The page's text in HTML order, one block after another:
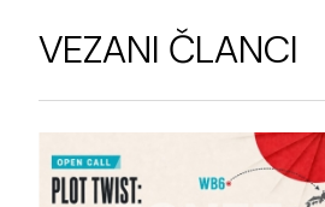
VEZANI ČLANCI